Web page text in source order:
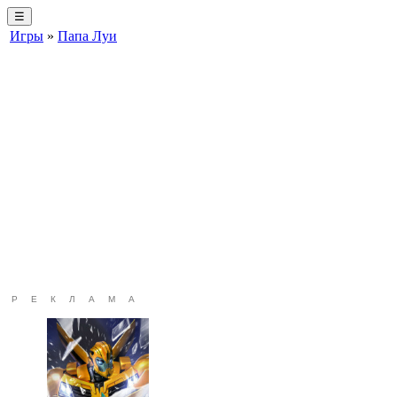
☰
Игры » Папа Луи
РЕКЛАМА